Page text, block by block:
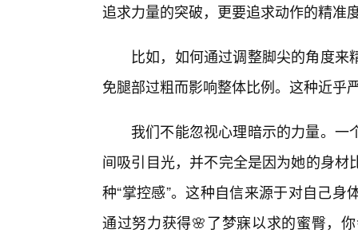
追求力量的突破，更要追求动作的精准
比如，如何通过调整脚尖的角度
免腿部过粗而影响整体比例。这种近乎
我们不能忽视心理暗示的力量。
间吸引目光，并不完全是因为她的身
种“掌控感”。这种自信来源于对自己
通过努力获得🌸了梦寐以求的蜜臀，